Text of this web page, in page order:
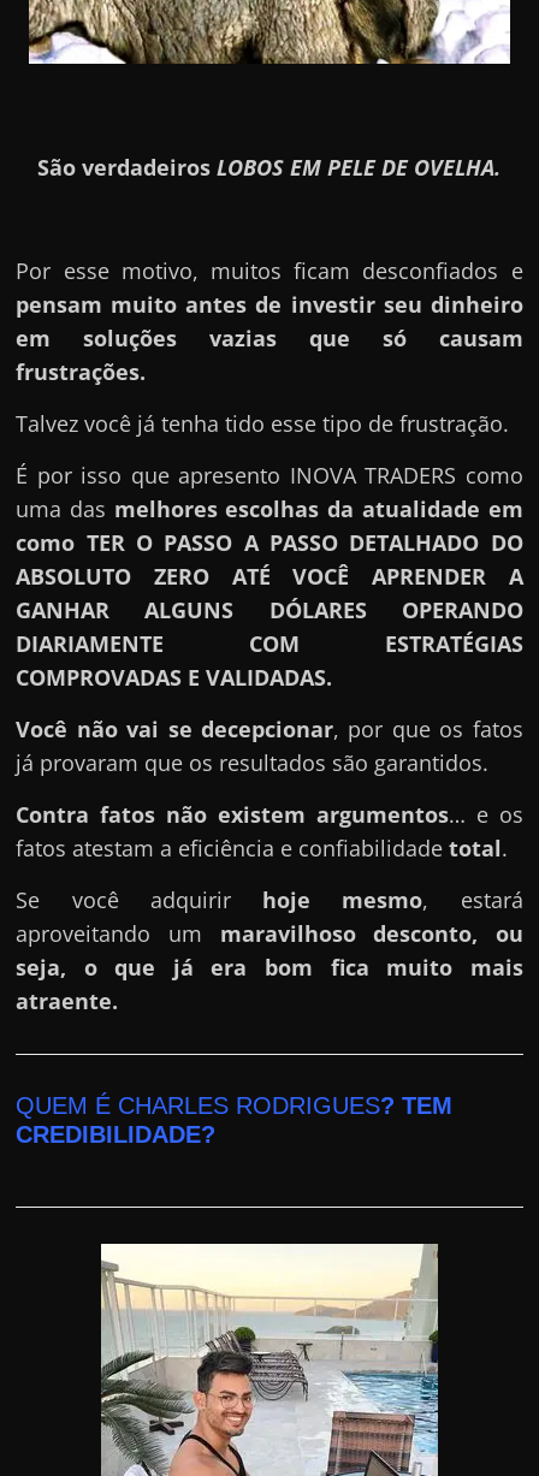
São verdadeirosLOBOS EM PELE DE OVELHA.
Por esse motivo, muitos ficam desconfiados e
pensam muito antes de investir seu dinheiro
em soluções vazias que só causam
frustrações.
Talvez você já tenha tido esse tipo de frustração.
É por isso que apresento INOVA TRADERS como
uma das melhores escolhas da atualidade em
como TER O PASSO A PASSO DETALHADO DO
ABSOLUTO ZERO ATÉ VOCÊ APRENDER A
GANHAR ALGUNS DÓLARES OPERANDO
DIARIAMENTE COM ESTRATÉGIAS
COMPROVADAS E VALIDADAS.
Você não vai se decepcionar, por que os fatos
já provaram que os resultados são garantidos.
Contra fatos não existem argumentos… e os
fatos atestam a eficiência e confiabilidadetotal.
Se você adquirir hoje mesmo, estará
aproveitando um maravilhoso desconto, ou
seja, o que já era bom fica muito mais
atraente.
QUEM É CHARLES RODRIGUES? TEM
CREDIBILIDADE?